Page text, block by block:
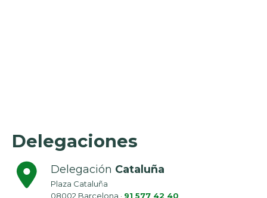
Delegaciones
Delegación Cataluña
Plaza Cataluña
08002 Barcelona · 91 577 42 40